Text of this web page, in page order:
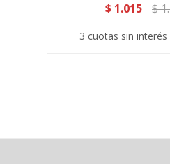
$ 1.015 $
3 cuotas sin interés